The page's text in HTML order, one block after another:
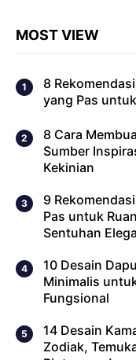
MOST VIEW
8
yang Pas
8 Cara
Sumber
Kekinian
9
Pas untuk
Sentuhan
10 Desain
Minimalis
Fungsional
14 Desain
Zodiak,